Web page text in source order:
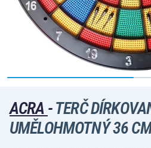
ACRA -TERČ
UMĚLOHMOTNÝ 36